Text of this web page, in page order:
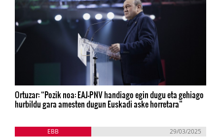
Ortuzar: “Pozik noa: EAJ-PNV handiago egin dugu eta gehiago
hurbildu gara amesten dugun Euskadi aske horretara”
EBB 29/03/2025